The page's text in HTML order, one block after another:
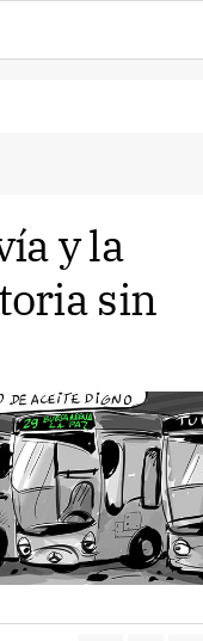
y la
sin